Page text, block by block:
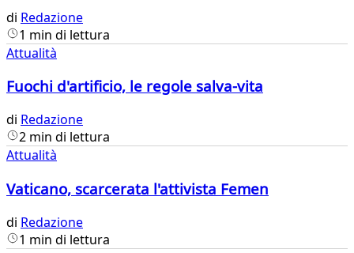
di Redazione
1 min di lettura
Attualità
Fuochi d'artificio, le regole salva-vita
di Redazione
2 min di lettura
Attualità
Vaticano, scarcerata l'attivista Femen
di Redazione
1 min di lettura